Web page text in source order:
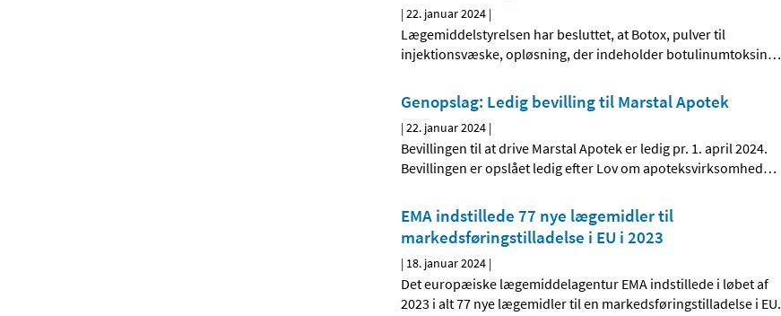
|22. januar 2024 |
Lægemiddelstyrelsen har besluttet, at Botox, pulver til
injektionsvæske, opløsning, der indeholder botulinumtoksin…
Genopslag: Ledig bevilling til Marstal Apotek
|22. januar 2024 |
Bevillingen til at drive Marstal Apotek er ledig pr. 1. april 2024.
Bevillingen er opslået ledig efter Lov om apoteksvirksomhed…
EMA indstillede 77 nye lægemidler til
markedsføringstilladelse i EU i 2023
| 18. januar 2024 |
Det europæiske lægemiddelagentur EMA indstillede i løbet af
2023 i alt 77 nye lægemidler til en markedsføringstilladelse i EU.